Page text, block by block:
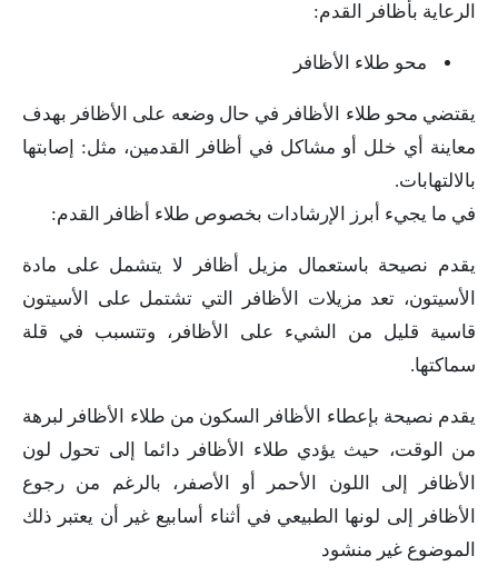
الرعاية بأظافر القدم:
محو طلاء الأظافر
يقتضي محو طلاء الأظافر في حال وضعه على الأظافر بهدف
معاينة أي خلل أو مشاكل في أظافر القدمين، مثل: إصابتها
بالالتهابات.
في ما يجيء أبرز الإرشادات بخصوص طلاء أظافر القدم:
يقدم نصيحة باستعمال مزيل أظافر لا يتشمل على مادة
الأسيتون، تعد مزيلات الأظافر التي تشتمل على الأسيتون
قاسية قليل من الشيء على الأظافر، وتتسبب في قلة
سماكتها.
يقدم نصيحة بإعطاء الأظافر السكون من طلاء الأظافر لبرهة
من الوقت، حيث يؤدي طلاء الأظافر دائما إلى تحول لون
الأظافر إلى اللون الأحمر أو الأصفر، بالرغم من رجوع
الأظافر إلى لونها الطبيعي في أثناء أسابيع غير أن يعتبر ذلك
الموضوع غير منشود